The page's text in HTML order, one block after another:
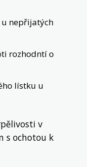
nepřijatých
rozhodntí o
lístku u
v
s ochotou k